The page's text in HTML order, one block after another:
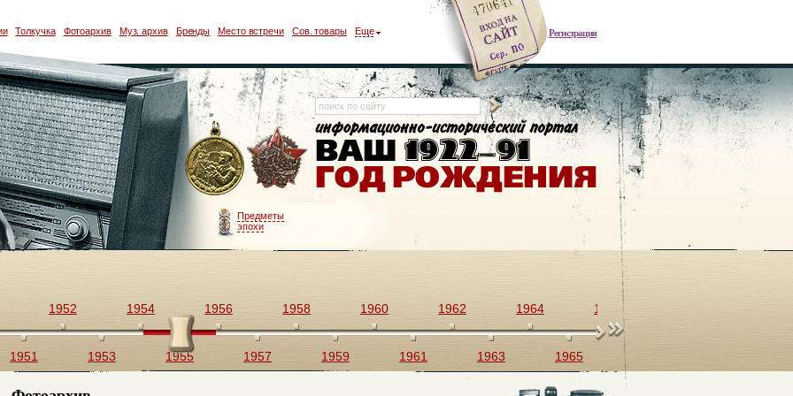
Регистрация
Толкучка Фотоархив Муз. архив Бренды Место встречи Сов. товары Еще
Предметы
эпохи
1951
1952
1953
1954
1955
1956
1957
1958
1959
1960
1961
1962
1963
1964
1965
1966